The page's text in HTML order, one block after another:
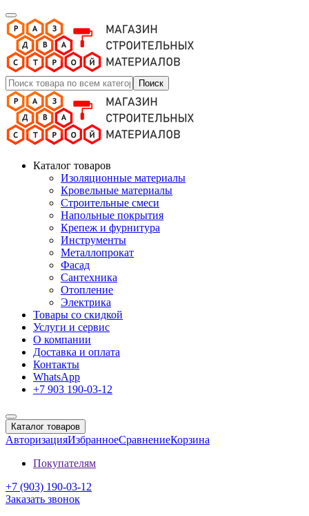
Поиск
Каталог товаров
Изоляционные материалы
Кровельные материалы
Строительные смеси
Напольные покрытия
Крепеж и фурнитура
Инструменты
Металлопрокат
Фасад
Сантехника
Отопление
Электрика
Товары со скидкой
Услуги и сервис
О компании
Доставка и оплата
Контакты
WhatsApp
+7 903 190-03-12
Каталог товаров
АвторизацияИзбранноеСравнениеКорзина
Покупателям
+7 (903) 190-03-12
Заказать звонок